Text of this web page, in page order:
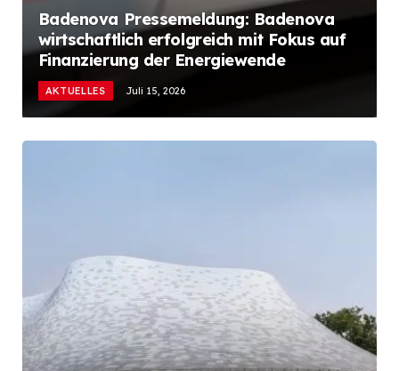
Badenova Pressemeldung: Badenova
wirtschaftlich erfolgreich mit Fokus auf
Finanzierung der Energiewende
AKTUELLES Juli 15, 2026